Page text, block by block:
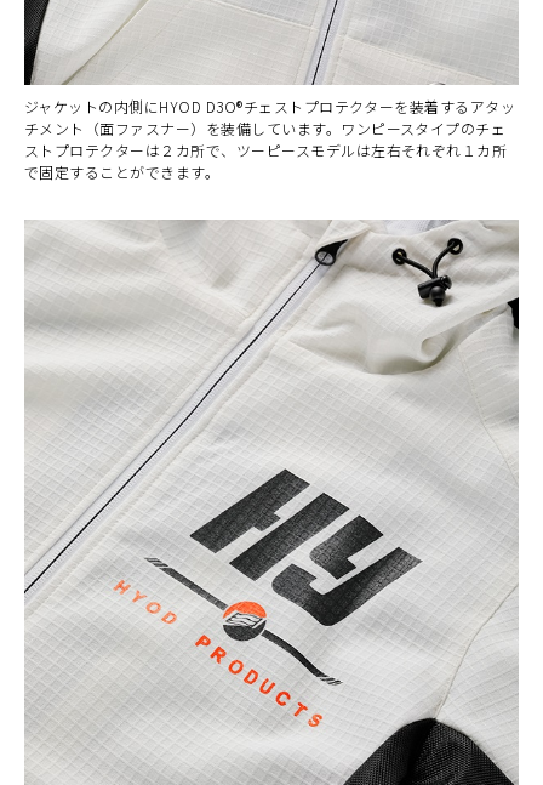
ジャケットの内側にHYOD D3O®チェストプロテクターを装着するアタッ
チメント（面ファスナー）を装備しています。ワンピースタイプのチェ
ストプロテクターは２カ所で、ツーピースモデルは左右それぞれ１カ所
で固定することができます。